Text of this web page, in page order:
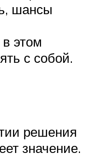
шансы
этом
с собой.
решения
значение.